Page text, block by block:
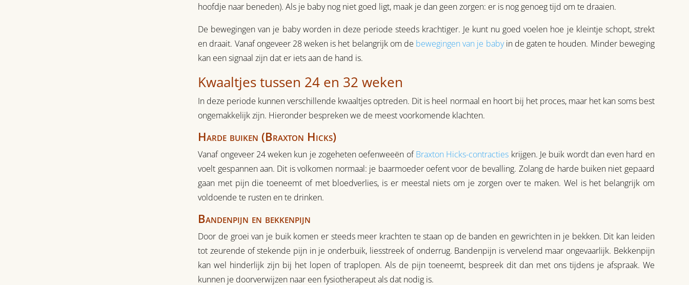
hoofdje naar beneden). Als je baby nog niet goed ligt, maak je dan geen zorgen: er is nog genoeg tijd om te draaien.
De bewegingen van je baby worden in deze periode steeds krachtiger. Je kunt nu goed voelen hoe je kleintje schopt, strekt
en draait. Vanaf ongeveer 28 weken is het belangrijk om de bewegingen van je babyin de gaten te houden. Minder beweging
kan een signaal zijn dat er iets aan de hand is.
Kwaaltjes tussen 24 en 32 weken
In deze periode kunnen verschillende kwaaltjes optreden. Dit is heel normaal en hoort bij het proces, maar het kan soms best
ongemakkelijk zijn. Hieronder bespreken we de meest voorkomende klachten.
Harde buiken (Braxton Hicks)
Vanaf ongeveer 24 weken kun je zogeheten oefenweeën ofBraxton Hicks-contracties krijgen. Je buik wordt dan even hard en
voelt gespannen aan. Dit is volkomen normaal: je baarmoeder oefent voor de bevalling. Zolang de harde buiken niet gepaard
gaan met pijn die toeneemt of met bloedverlies, is er meestal niets om je zorgen over te maken. Wel is het belangrijk om
voldoende te rusten en te drinken.
Bandenpijn en bekkenpijn
Door de groei van je buik komen er steeds meer krachten te staan op de banden en gewrichten in je bekken. Dit kan leiden
tot zeurende of stekende pijn in je onderbuik, liesstreek of onderrug. Bandenpijn is vervelend maar ongevaarlijk. Bekkenpijn
kan wel hinderlijk zijn bij het lopen of traplopen. Als de pijn toeneemt, bespreek dit dan met ons tijdens je afspraak. We
kunnen je doorverwijzen naar een fysiotherapeut als dat nodig is.